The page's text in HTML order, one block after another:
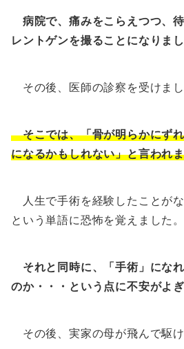
病院で、痛みをこらえつつ、
レントゲンを撮ることになりまし
その後、医師の診察を受けまし
そこでは、「骨が明らかにず
になるかもしれない」と言われ
人生で手術を経験したことがな
という単語に恐怖を覚えました。
それと同時に、「手術」にな
のか・・・という点に不安がよぎ
その後、実家の母が飛んで駆け